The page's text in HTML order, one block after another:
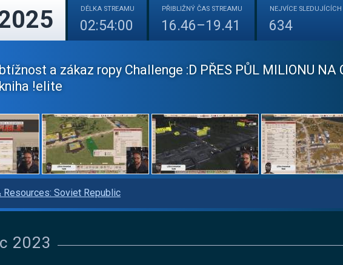
DÉLKA STREAMU
02:54:00
PŘIBLIŽNÝ ČAS STREAMU
16.46–19.41
NEJVÍCE SLEDUJÍCÍCH
634
a zákaz ropy Challenge :D PŘES PŮL MILIONU NA
!elite
Resources: Soviet Republic
2023